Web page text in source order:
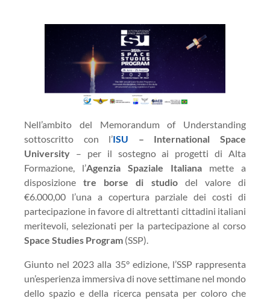
Nell’ambito del Memorandum of Understanding
sottoscritto con l’ISU – International Space
University – per il sostegno ai progetti di Alta
Formazione, l’Agenzia Spaziale Italiana mette a
disposizionetre borse di studiodel valore di
€6.000,00 l’una a copertura parziale dei costi di
partecipazione in favore di altrettanti cittadini italiani
meritevoli, selezionati per la partecipazione al corso
Space Studies Program (SSP).
Giunto nel 2023 alla 35° edizione, l’SSP rappresenta
un’esperienza immersiva di nove settimane nel mondo
dello spazio e della ricerca pensata per coloro che